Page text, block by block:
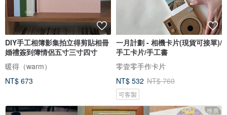
DIY手工相簿影集拍立得剪貼相冊
婚禮簽到簿情侶五寸三寸四寸
暖得（warm）
NT$ 673
一月計劃 - 相機卡片(現貨可接單)/
手工卡片/手工書
零壹零手作卡片
NT$ 532 NT$ 760
可客製
推廣